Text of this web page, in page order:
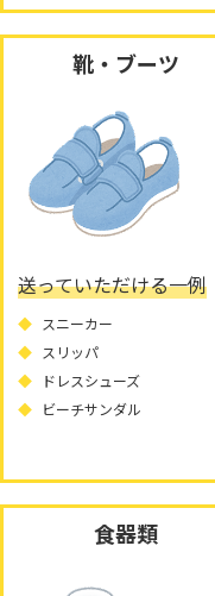
靴・ブーツ
送っていただける一例
スニーカー
スリッパ
ドレスシューズ
ビーチサンダル
食器類